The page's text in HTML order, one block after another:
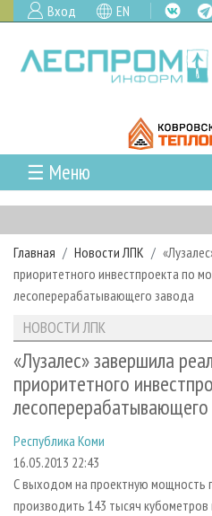
Вход EN
☰ Меню
ГЛАВНАЯ
РУБРИКИ И ТЕМЫ
РУБРИКИ ЖУРНАЛА
ЛЕСНОЕ ХОЗЯЙСТВО
ЛЕСОЗАГОТОВКА
ЛЕСОПИЛЕНИЕ
ДЕРЕВООБРАБОТКА
СУШКА ДРЕВЕСИНЫ
ПРОИЗВОДСТВО ДРЕВЕСНЫХ
ДЕРЕВЯННОЕ ДОМОСТРОЕНИЕ
ПРОИЗВОДСТВО МЕБЕЛИ
НОВОСТИ
КАЛЕНДАРЬ СОБЫТИЙ
НОВОСТИ ЛПК
НОВОСТИ ЖУРНАЛА
НОВОСТИ КОМПАНИЙ
ПРОЕКТЫ ЛПИ
АНАЛИТИКА
ПРЕДПРИЯТИЯ ЛПК
ЛЕСНЫЕ РЕГИОНЫ РОССИИ
ПЕРСОНЫ
МОБИЛЬНЫЕ ВЫСТАВКИ
ПРИОРИТЕТНЫЕ
АРХИВ
АРХИВ ЖУРНАЛОВ
СТАТЬИ
О ЖУРНАЛЕ
ПОДПИСКА
КОНТАКТЫ
РЕКЛАМОДАТЕЛЯМ
РЕКЛАМА
РЕКЛАМА НА САЙТЕ
Главная Новости ЛПК
приоритетного инвестпроекта по
лесоперерабатывающего завода
НОВОСТИ ЛПК
«Лузалес» завершила
приоритетного
Республика Коми
16.05.2013 22:43
С выходом на проектную мощность
производить 143 тысяч